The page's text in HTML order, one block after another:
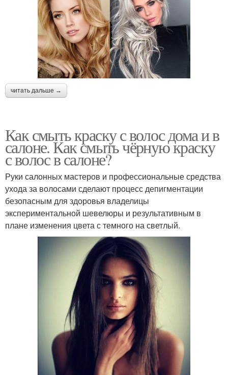
читать дальше →
Как смыть краску с волос дома и в
салоне. Как смыть чёрную краску
с волос в салоне?
Руки салонных мастеров и профессиональные средства
ухода за волосами сделают процесс депигментации
безопасным для здоровья владелицы
экспериментальной шевелюры и результативным в
плане изменения цвета с темного на светлый.